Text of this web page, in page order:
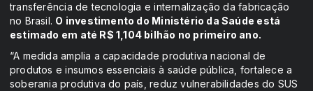
transferência de tecnologia e internalização da fabricação
no Brasil. O investimento do Ministério da Saúde está
estimado em até R$ 1,104 bilhão no primeiro ano.
“A medida amplia a capacidade produtiva nacional de
produtos e insumos essenciais à saúde pública, fortalece a
soberania produtiva do país, reduz vulnerabilidades do SUS